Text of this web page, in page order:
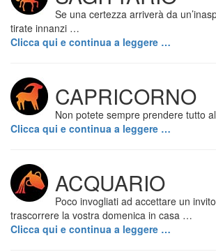
Se una certezza arriverà da
tirate innanzi …
Clicca qui e continua a leggere …
CAPRICORNO
Non potete sempre prendere tutto
Clicca qui e continua a leggere …
ACQUARIO
Poco invogliati ad accettare un
trascorrere la vostra domenica in casa …
Clicca qui e continua a leggere …